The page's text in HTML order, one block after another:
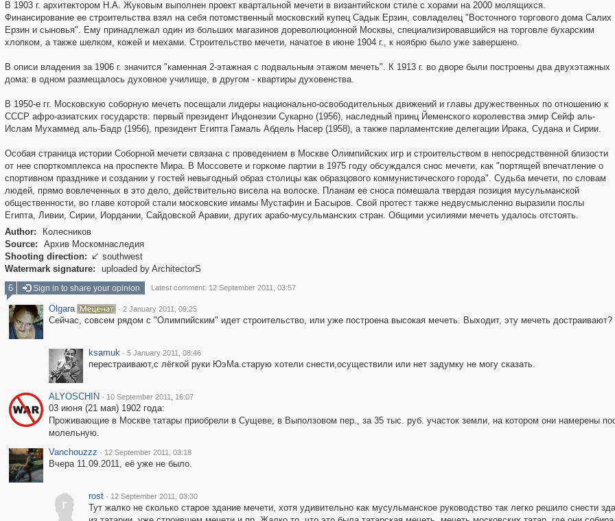
В 1903 г. архитектором Н.А. Жуковым выполнен проект квартальной мечети в византийском стиле с хорами на 2000 молящихся.
Финансирование ее строительства взял на себя потомственный московский купец Садык Ерзин, совладелец "Восточного торгового дома Салих
Ерзин и сыновья". Ему принадлежал один из больших магазинов дореволюционной Москвы, специализировавшийся на торговле бухарским
хлопком, а также шелком, кожей и мехами. Строительство мечети, начатое в июне 1904 г., к ноябрю было уже завершено.
В описи владения за 1906 г. значится "каменная 2-этажная с подвальным этажом мечеть". К 1913 г. во дворе были построены два двухэтажных
дома: в одном размещалось духовное училище, в другом - квартиры духовенства.
В 1950-е гг. Московскую соборную мечеть посещали лидеры национально-освободительных движений и главы дружественных по отношению к
СССР афро-азиатских государств: первый президент Индонезии Сукарно (1956), наследный принц Йеменского королевства эмир Сейф аль-
Ислам Мухаммед аль-Бадр (1956), президент Египта Гамаль Абдель Насер (1958), а также парламентские делегации Ирака, Судана и Сирии.
Особая страница истории Соборной мечети связана с проведением в Москве Олимпийских игр и строительством в непосредственной близости
от нее спорткомплекса на проспекте Мира. В Моссовете и горкоме партии в 1975 году обсуждался снос мечети, как "портящей впечатление о
спортивном празднике и создании у гостей невыгодный образ столицы как образцового коммунистического города". Судьба мечети, по словам
людей, прямо вовлеченных в это дело, действительно висела на волоске. Планам ее сноса помешала твердая позиция мусульманской
общественности, во главе которой стали московские имамы Мустафин и Басыров. Свой протест также недвусмысленно выразили послы
Египта, Ливии, Сирии, Иордании, Сайдовской Аравии, других арабо-мусульманских стран. Общими усилиями мечеть удалось отстоять.
Author:
Колесников
Source:
Архив Москомнаследия
Shooting direction:  southwest
Watermark signature:
uploaded by ArchitectorS
6 Sign in to share your opinion Latest comment: 12 September 2011, 03:57
Olgara · 2 January 2011, 09:25
Сейчас, совсем рядом с "Олимпийским" идет строительство, или уже построена высокая мечеть. Выходит, эту мечеть достраивают?
ksamuk · 5 January 2011, 08:46
перестраивают,с лёгкой руки ЮэМа.старую хотели снести,осуществили или нет задумку не могу сказать.
ALYOSCHIN · 10 September 2011, 16:07
03 июня (21 мая) 1902 года:
Проживающие в Москве татары приобрели в Сущеве, в Выползовом пер., за 35 тыс. руб. участок земли, на котором они намерены
молельную.
Vanchouzzz · 12 September 2011, 03:18
Вчера 11.09.2011, её уже не было.
r
rost · 12 September 2011, 03:30
Тут жалко не сколько старое здание мечети, хотя удивительно как мусульманское руководство так легко решило снести